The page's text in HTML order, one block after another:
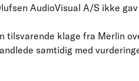
AudioVisual A/S ikke
tilsvarende klage fra Merlin
samtidig med